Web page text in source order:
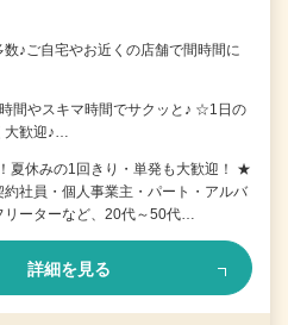
♪ご自宅やお近くの店舗で間時間に
間やスキマ時間でサクッと♪ ☆1日の
歓迎♪…
夏休みの1回きり・単発も大歓迎！ ★
社員・個人事業主・パート・アルバ
ーターなど、20代～50代…
詳細を見る